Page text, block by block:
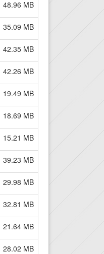
48.96 MB
35.09 MB
42.35 MB
42.26 MB
19.49 MB
18.69 MB
15.21 MB
39.23 MB
29.98 MB
32.81 MB
21.64 MB
28.02 MB